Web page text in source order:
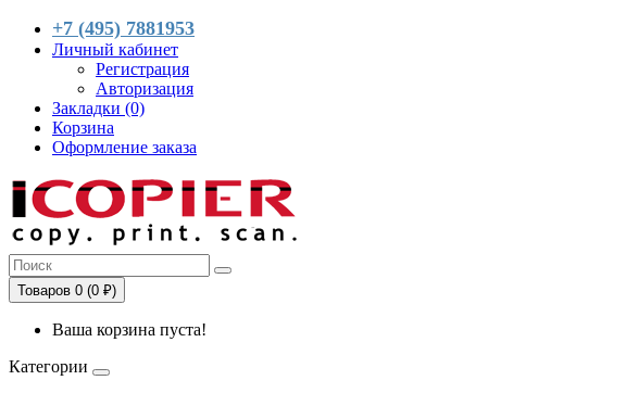
+7 (495) 7881953
Личный кабинет
Регистрация
Авторизация
Закладки (0)
Корзина
Оформление заказа
Товаров 0 (0 ₽)
Ваша корзина пуста!
Категории